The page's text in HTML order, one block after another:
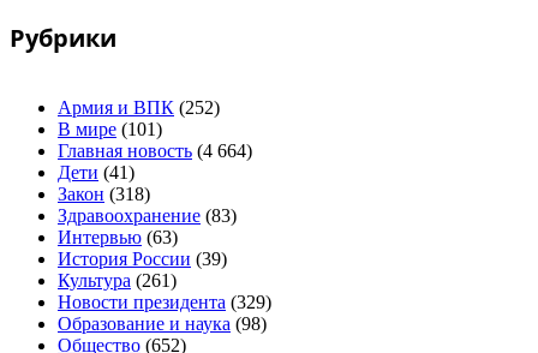
Рубрики
Армия и ВПК (252)
В мире (101)
Главная новость (4 664)
Дети (41)
Закон (318)
Здравоохранение (83)
Интервью (63)
История России (39)
Культура (261)
Новости президента (329)
Образование и наука (98)
Общество (652)